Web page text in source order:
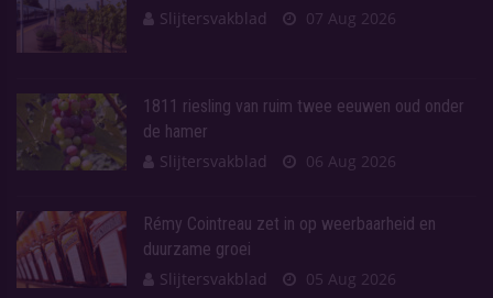
Slijtersvakblad
07 Aug 2026
1811 riesling van ruim twee eeuwen oud onder
de hamer
Slijtersvakblad
06 Aug 2026
Rémy Cointreau zet in op weerbaarheid en
duurzame groei
Slijtersvakblad
05 Aug 2026